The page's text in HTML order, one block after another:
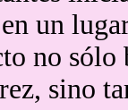
un
no sólo
sino